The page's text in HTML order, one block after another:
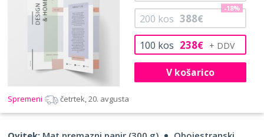
100 kos 238€
200 kos 388€
-18%
V košarico
Spremeni četrtek, 20. avgusta